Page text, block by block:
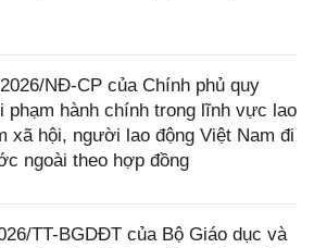
NĐ-CP của Chính phủ quy
phạm hành chính trong lĩnh vực lao
xã hội, người lao động Việt Nam đi
ngoài theo hợp đồng
TT-BGDĐT của Bộ Giáo dục và